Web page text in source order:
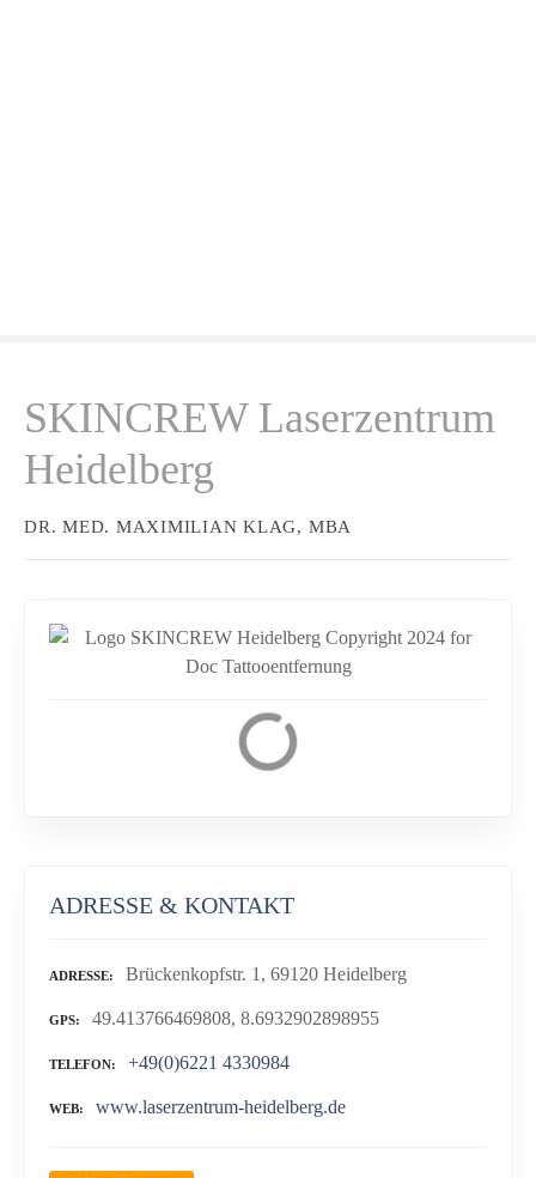
SKINCREW Laserzentrum
Heidelberg
DR. MED. MAXIMILIAN KLAG, MBA
ADRESSE & KONTAKT
ADRESSE Brückenkopfstr. 1, 69120 Heidelberg
GPS 49.413766469808, 8.6932902898955
TELEFON +49(0)6221 4330984
WEB www.laserzentrum-heidelberg.de